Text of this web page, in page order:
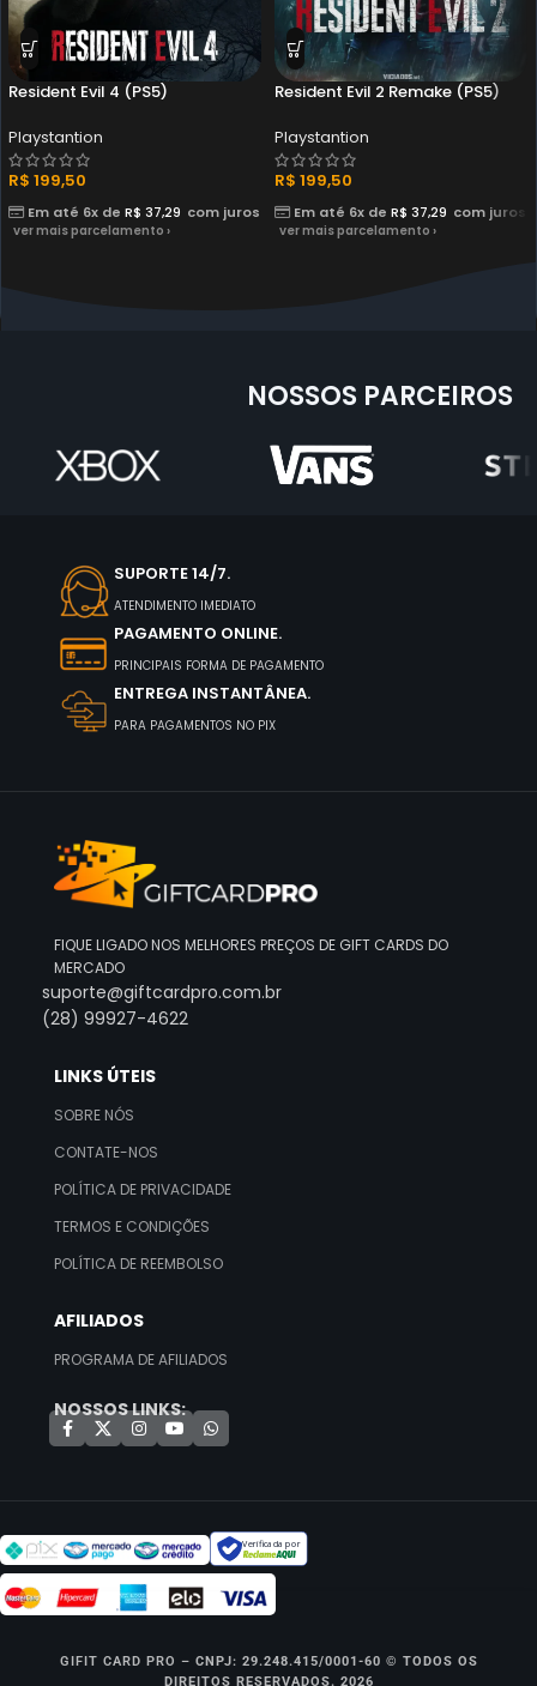
Resident Evil 4 (PS5)
Playstantion
R$ 199,50
Em até 6x de R$ 37,29 com juros
ver mais parcelamento ›
Resident Evil 2 Remake (PS5)
Playstantion
R$ 199,50
Em até 6x de R$ 37,29 com juros
ver mais parcelamento ›
NOSSOS PARCEIROS
SUPORTE 14/7.
ATENDIMENTO IMEDIATO
PAGAMENTO ONLINE.
PRINCIPAIS FORMA DE PAGAMENTO
ENTREGA INSTANTÂNEA.
PARA PAGAMENTOS NO PIX
FIQUE LIGADO NOS MELHORES PREÇOS DE GIFT CARDS DO
MERCADO
suporte@giftcardpro.com.br
(28) 99927-4622
LINKS ÚTEIS
SOBRE NÓS
CONTATE-NOS
POLÍTICA DE PRIVACIDADE
TERMOS E CONDIÇÕES
POLÍTICA DE REEMBOLSO
AFILIADOS
PROGRAMA DE AFILIADOS
NOSSOS LINKS:
Verificada por
GIFIT CARD PRO – CNPJ: 29.248.415/0001-60 © TODOS OS
DIREITOS RESERVADOS. 2026